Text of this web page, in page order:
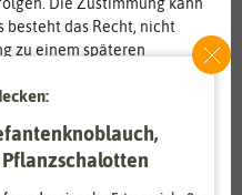
das Recht, nicht
zu einem späteren
Daten und